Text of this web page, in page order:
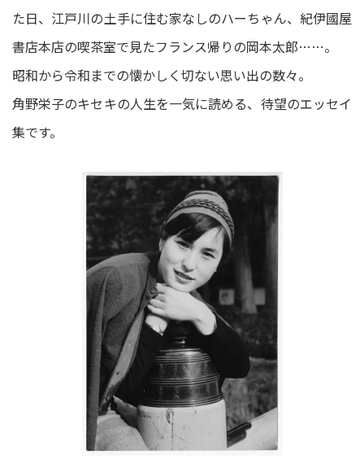
た日、江戸川の土手に住む家なしのハーちゃん、紀伊國屋
書店本店の喫茶室で見たフランス帰りの岡本太郎……。
昭和から令和までの懐かしく切ない思い出の数々。
角野栄子のキセキの人生を一気に読める、待望のエッセイ
集です。